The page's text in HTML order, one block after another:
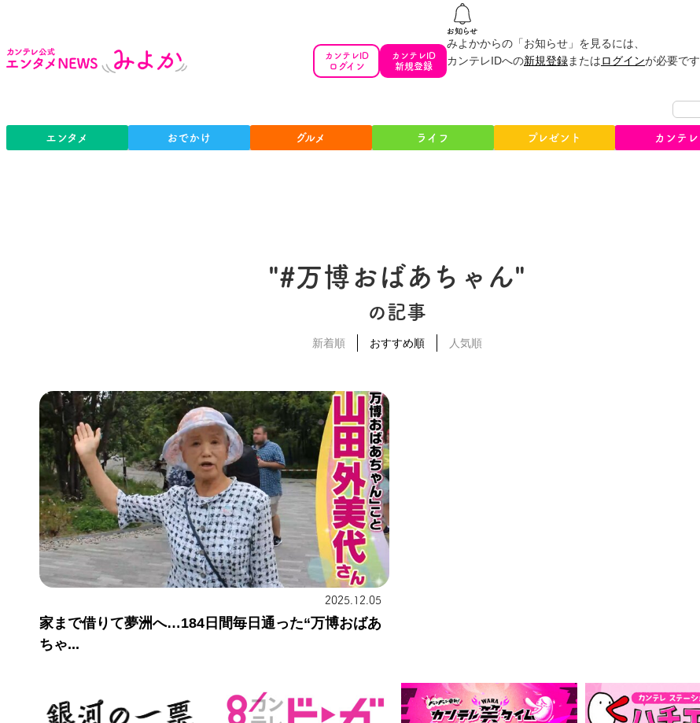
カンテレID
ログイン
カンテレID
新規登録
みよかからの「お知らせ」を見るには、
カンテレIDへの新規登録またはログインが必要です
エンタメ おでかけ グルメ ライフ プレゼント カンテレ
"#万博おばあちゃん"
の記事
新着順 おすすめ順 人気順
2025.12.05
家まで借りて夢洲へ…184日間毎日通った“万博おばあ
ちゃ...